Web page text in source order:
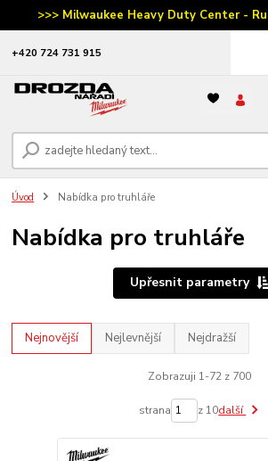
>>> Milwaukee Heavy Duty Center -
‭+420 724 731 915
Úvod Nabídka pro truhláře
Nabídka pro truhláře
Upřesnit parametry
Nejnovější Nejlevnější Nejdražší
Zobrazuji 1-72 z 700
strana z 10další